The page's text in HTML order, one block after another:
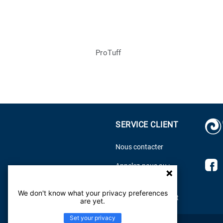
ProTuff
SERVICE CLIENT
Nous contacter
Appelez-nous au :
Centre d'aide Tarkett
We don't know what your privacy preferences
are yet.
Set your privacy